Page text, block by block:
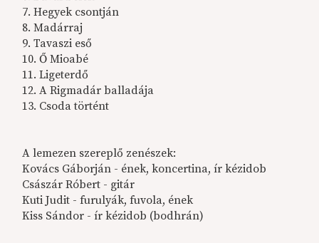
7. Hegyek csontján
8. Madárraj
9. Tavaszi eső
10. Ő Mioabé
11. Ligeterdő
12. A Rigmadár balladája
13. Csoda történt
A lemezen szereplő zenészek:
Kovács Gáborján - ének, koncertina, ír kézidob
Császár Róbert - gitár
Kuti Judit - furulyák, fuvola, ének
Kiss Sándor - ír kézidob (bodhrán)